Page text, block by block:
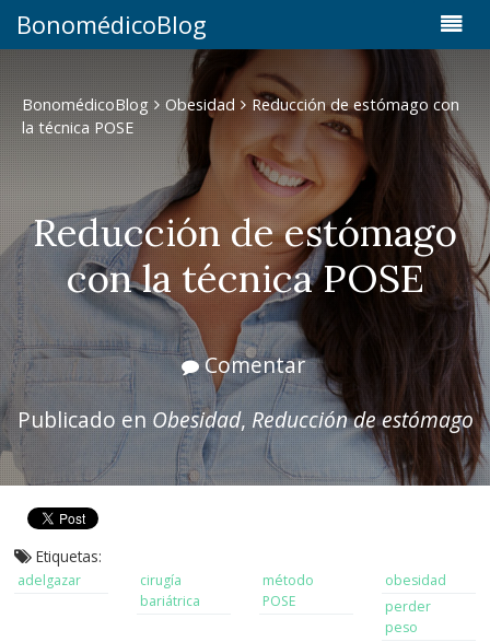
BonomédicoBlog
BonomédicoBlog Obesidad
Reducción de estómago con
la técnica POSE
Reducción de estómago
con la técnica POSE
Comentar
Publicado enObesidad,Reducción de estómago
Etiquetas:
adelgazar
cirugía
bariátrica
método
POSE
obesidad
perder
peso